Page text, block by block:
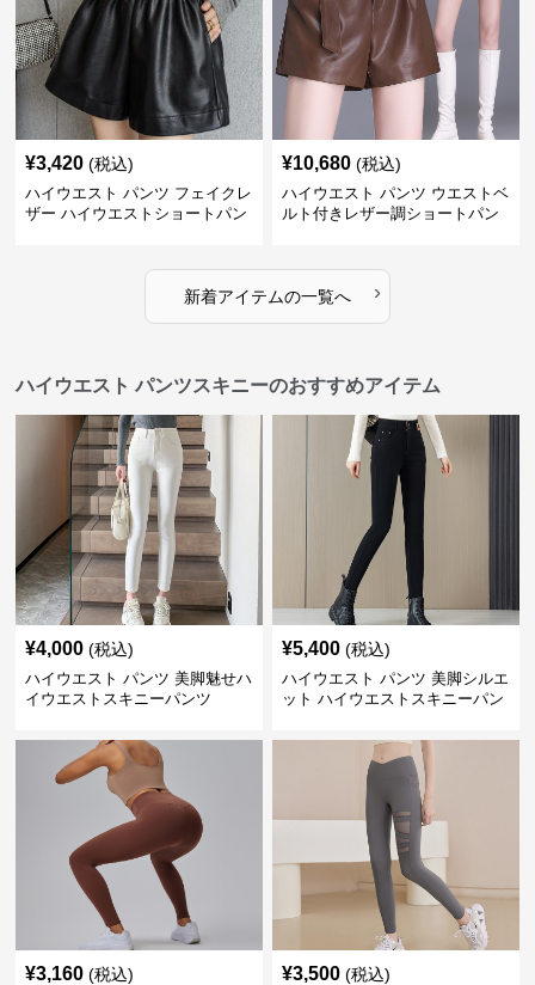
¥3,420 (税込)
ハイウエスト パンツ フェイクレ
ザー ハイウエストショートパン
¥10,680 (税込)
ハイウエスト パンツ ウエストベ
ルト付きレザー調ショートパン
新着アイテムの一覧へ ›
ハイウエスト パンツスキニーのおすすめアイテム
¥4,000 (税込)
ハイウエスト パンツ 美脚魅せハ
イウエストスキニーパンツ
¥5,400 (税込)
ハイウエスト パンツ 美脚シルエ
ット ハイウエストスキニーパン
¥3,160 (税込) ¥3,500 (税込)